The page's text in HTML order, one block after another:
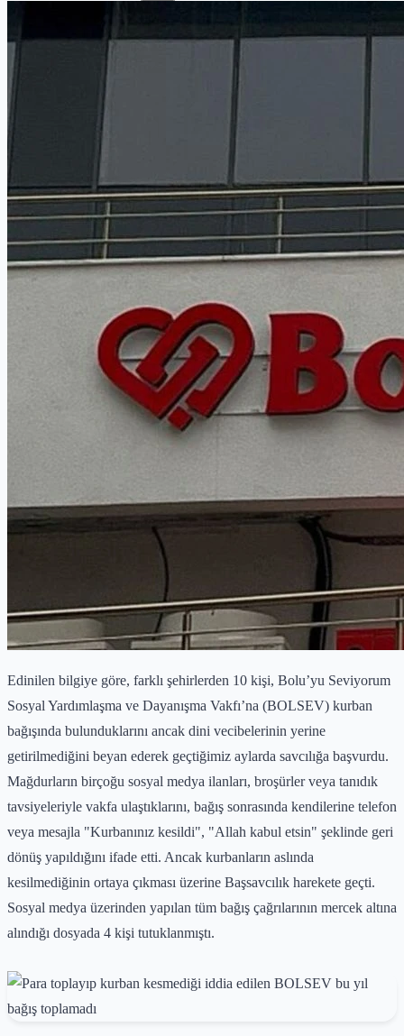
Edinilen bilgiye göre, farklı şehirlerden 10 kişi, Bolu’yu Seviyorum
Sosyal Yardımlaşma ve Dayanışma Vakfı’na (BOLSEV) kurban
bağışında bulunduklarını ancak dini vecibelerinin yerine
getirilmediğini beyan ederek geçtiğimiz aylarda savcılığa başvurdu.
Mağdurların birçoğu sosyal medya ilanları, broşürler veya tanıdık
tavsiyeleriyle vakfa ulaştıklarını, bağış sonrasında kendilerine telefon
veya mesajla "Kurbanınız kesildi", "Allah kabul etsin" şeklinde geri
dönüş yapıldığını ifade etti. Ancak kurbanların aslında
kesilmediğinin ortaya çıkması üzerine Başsavcılık harekete geçti.
Sosyal medya üzerinden yapılan tüm bağış çağrılarının mercek altına
alındığı dosyada 4 kişi tutuklanmıştı.